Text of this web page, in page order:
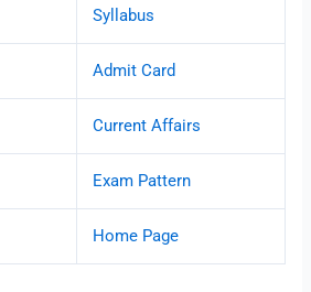
Syllabus
Admit Card
Current Affairs
Exam Pattern
Home Page